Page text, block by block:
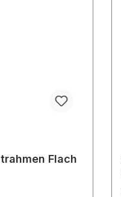
Flach